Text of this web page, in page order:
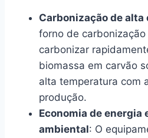
Carbonização de alta
forno de
carbonizar
biomassa em carvão
alta temperatura com
produção.
Economia de energia
ambiental: O